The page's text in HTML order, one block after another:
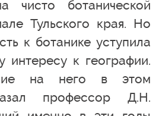
чисто ботанической
Тульского края. Но
к ботанике уступила
интересу к географии.
на него в этом
профессор Д.Н.